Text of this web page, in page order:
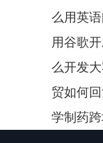
么用英
用谷歌
么开发
贸如何
学制药